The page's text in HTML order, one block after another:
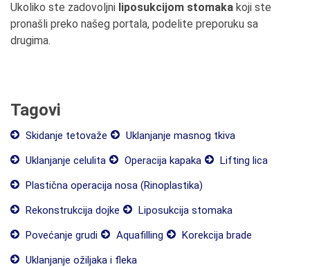
Ukoliko ste zadovoljni liposukcijom stomaka koji ste
pronašli preko našeg portala, podelite preporuku sa
drugima.
Tagovi
Skidanje tetovaže
Uklanjanje masnog tkiva
Uklanjanje celulita
Operacija kapaka
Lifting lica
Plastična operacija nosa (Rinoplastika)
Rekonstrukcija dojke
Liposukcija stomaka
Povećanje grudi
Aquafilling
Korekcija brade
Uklanjanje ožiljaka i fleka